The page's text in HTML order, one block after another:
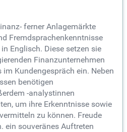
ferner Anlagemärkte
Fremdsprachenkenntnisse
Englisch. Diese setzen sie
Finanzunternehmen
Kundengespräch ein. Neben
benötigen
-analystinnen
um ihre Erkenntnisse sowie
zu können. Freude
ein souveränes Auftreten